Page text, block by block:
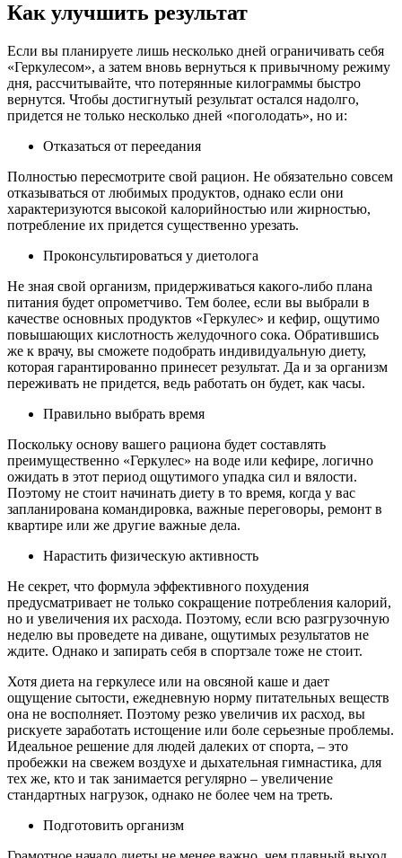
Как улучшить результат
Если вы планируете лишь несколько дней ограничивать себя
«Геркулесом», а затем вновь вернуться к привычному режиму
дня, рассчитывайте, что потерянные килограммы быстро
вернутся. Чтобы достигнутый результат остался надолго,
придется не только несколько дней «поголодать», но и:
Отказаться от переедания
Полностью пересмотрите свой рацион. Не обязательно совсем
отказываться от любимых продуктов, однако если они
характеризуются высокой калорийностью или жирностью,
потребление их придется существенно урезать.
Проконсультироваться у диетолога
Не зная свой организм, придерживаться какого-либо плана
питания будет опрометчиво. Тем более, если вы выбрали в
качестве основных продуктов «Геркулес» и кефир, ощутимо
повышающих кислотность желудочного сока. Обратившись
же к врачу, вы сможете подобрать индивидуальную диету,
которая гарантированно принесет результат. Да и за организм
переживать не придется, ведь работать он будет, как часы.
Правильно выбрать время
Поскольку основу вашего рациона будет составлять
преимущественно «Геркулес» на воде или кефире, логично
ожидать в этот период ощутимого упадка сил и вялости.
Поэтому не стоит начинать диету в то время, когда у вас
запланирована командировка, важные переговоры, ремонт в
квартире или же другие важные дела.
Нарастить физическую активность
Не секрет, что формула эффективного похудения
предусматривает не только сокращение потребления калорий,
но и увеличения их расхода. Поэтому, если всю разгрузочную
неделю вы проведете на диване, ощутимых результатов не
ждите. Однако и запирать себя в спортзале тоже не стоит.
Хотя диета на геркулесе или на овсяной каше и дает
ощущение сытости, ежедневную норму питательных веществ
она не восполняет. Поэтому резко увеличив их расход, вы
рискуете заработать истощение или боле серьезные проблемы.
Идеальное решение для людей далеких от спорта, – это
пробежки на свежем воздухе и дыхательная гимнастика, для
тех же, кто и так занимается регулярно – увеличение
стандартных нагрузок, однако не более чем на треть.
Подготовить организм